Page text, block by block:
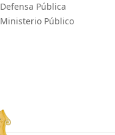
Defensa Pública
Ministerio Público